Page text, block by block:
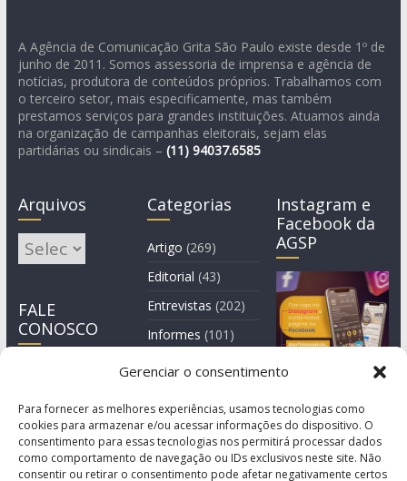
Gerenciar o consentimento
Para fornecer as melhores experiências, usamos tecnologias como
cookies para armazenar e/ou acessar informações do dispositivo. O
consentimento para essas tecnologias nos permitirá processar dados
como comportamento de navegação ou IDs exclusivos neste site. Não
consentir ou retirar o consentimento pode afetar negativamente certos
A Agência de Comunicação Grita São Paulo existe desde 1º de
junho de 2011. Somos assessoria de imprensa e agência de
notícias, produtora de conteúdos próprios. Trabalhamos com
o terceiro setor, mais especificamente, mas também
prestamos serviços para grandes instituições. Atuamos ainda
na organização de campanhas eleitorais, sejam elas
partidárias ou sindicais – (11) 94037.6585
Arquivos
Arquivos
FALE
CONOSCO
Categorias
Artigo (269)
Editorial (43)
Entrevistas (202)
Informes (101)
Manchete
Instagram e
Facebook da
AGSP